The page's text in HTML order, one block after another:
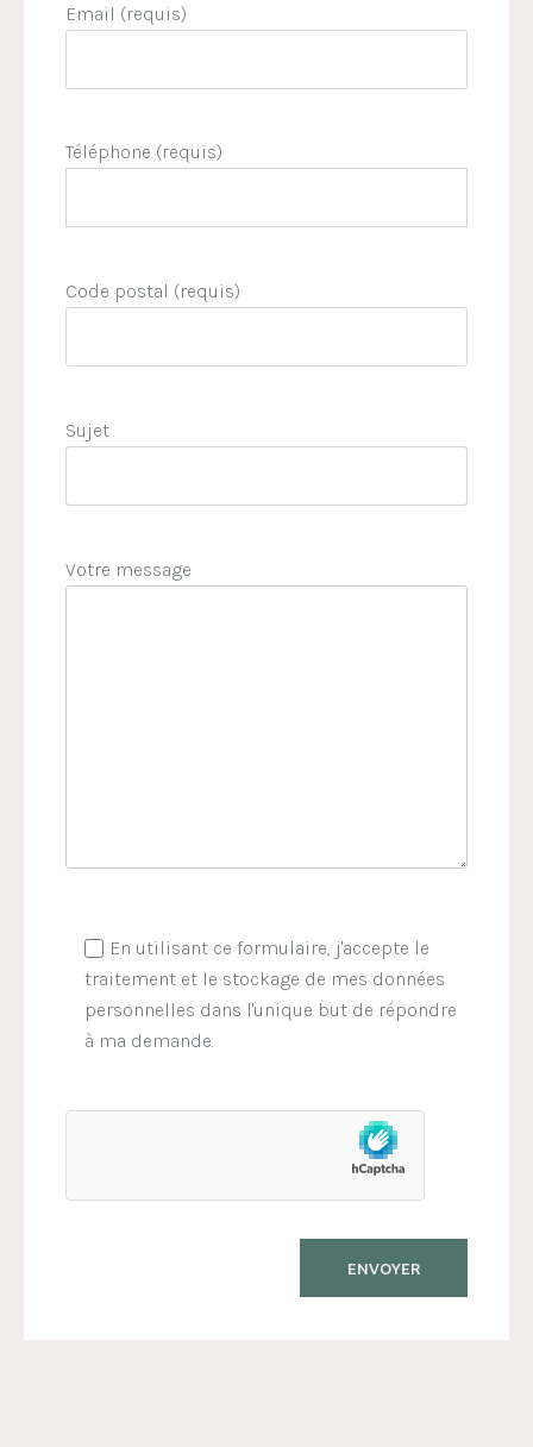
Email (requis)
Téléphone (requis)
Code postal (requis)
Sujet
Votre message
En utilisant ce formulaire, j'accepte le
traitement et le stockage de mes données
personnelles dans l'unique but de répondre
à ma demande.